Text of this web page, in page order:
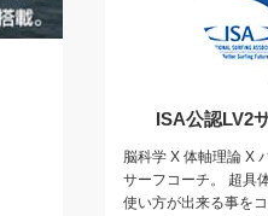
ISA公認LV2
脳科学 X 体軸理論 X
サーフコーチ。 超具
使い方が出来る事を